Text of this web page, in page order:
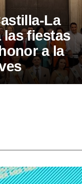
La
las fiestas
a la